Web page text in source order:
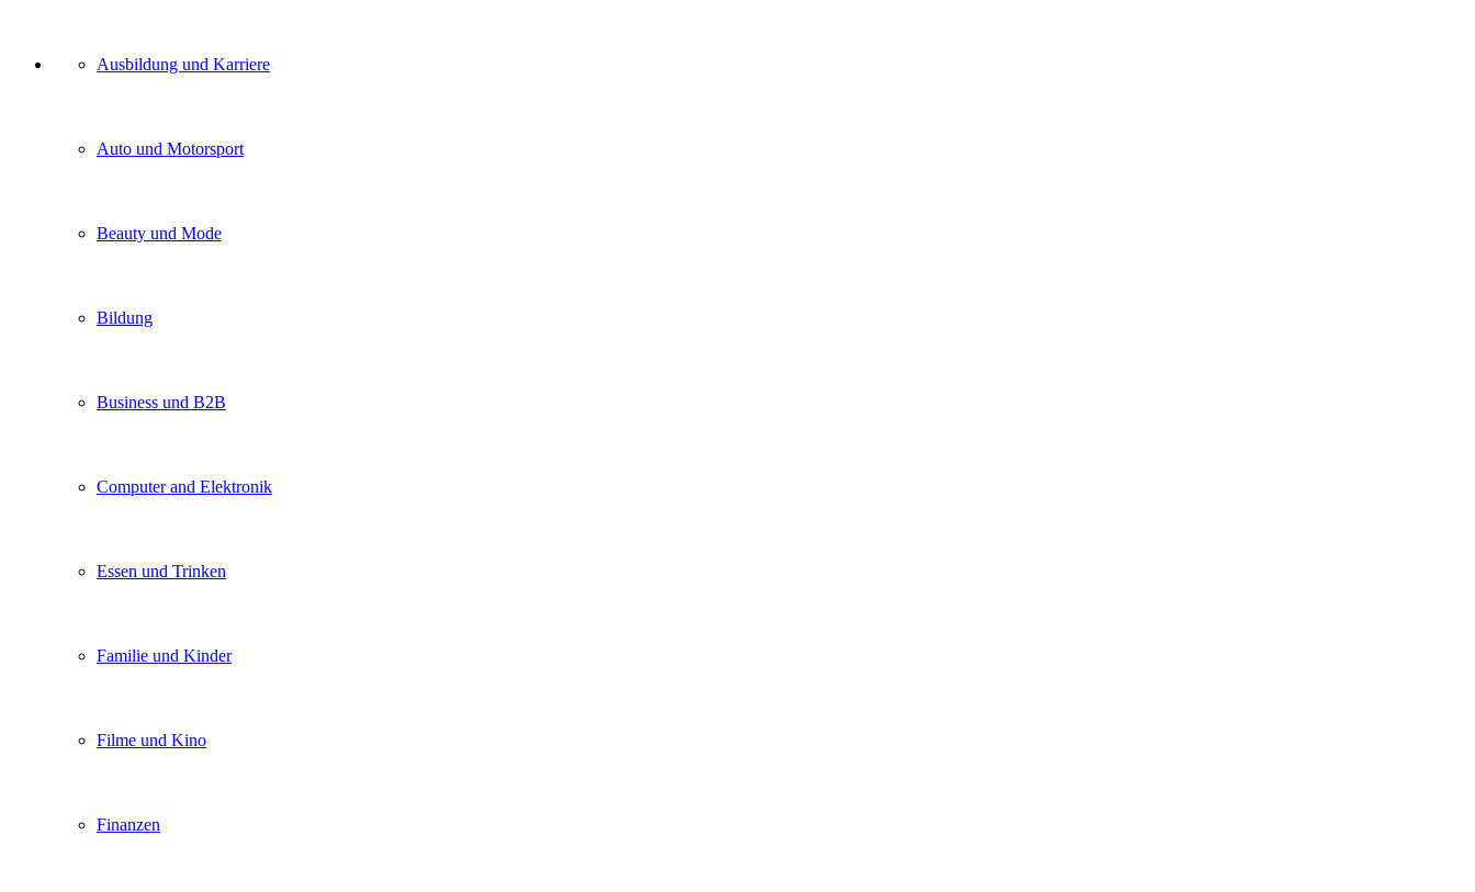
Unser
Kategorien
Ausbildung und Karriere
Auto und Motorsport
Beauty und Mode
Bildung
Business und B2B
Computer and Elektronik
Essen und Trinken
Familie und Kinder
Filme und Kino
Finanzen